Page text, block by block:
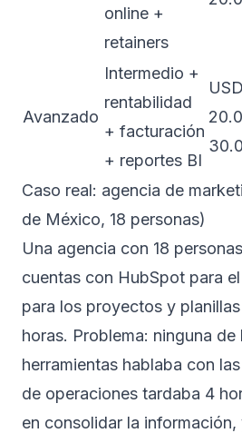
online +
retainers
Avanzado
Intermedio +
rentabilidad
+ facturación
+ reportes BI
USD
Caso real: agencia de
de México, 18 personas)
Una agencia con 18
cuentas con HubSpot para
para los proyectos y
horas. Problema: ninguna de
herramientas hablaba con
de operaciones tardaba 4
en consolidar la